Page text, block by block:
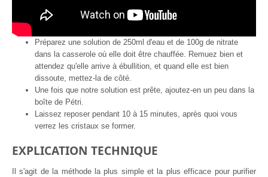
Préparez une solution de 250ml d'eau et de 100g de nitrate
dans la casserole où elle doit être chauffée. Remuez bien et
attendez qu'elle arrive à ébullition, et quand elle est bien
dissoute, mettez-la de côté.
Une fois que notre solution est prête, ajoutez-en un peu dans la
boîte de Pétri.
Laissez reposer pendant 10 à 15 minutes, après quoi vous
verrez les cristaux se former.
EXPLICATION TECHNIQUE
Il s'agit de la méthode la plus simple et la plus efficace pour purifier